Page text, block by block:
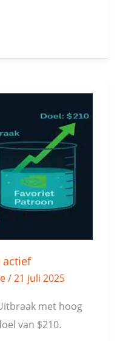
actief
/21 juli 2025
met hoog
van $210.